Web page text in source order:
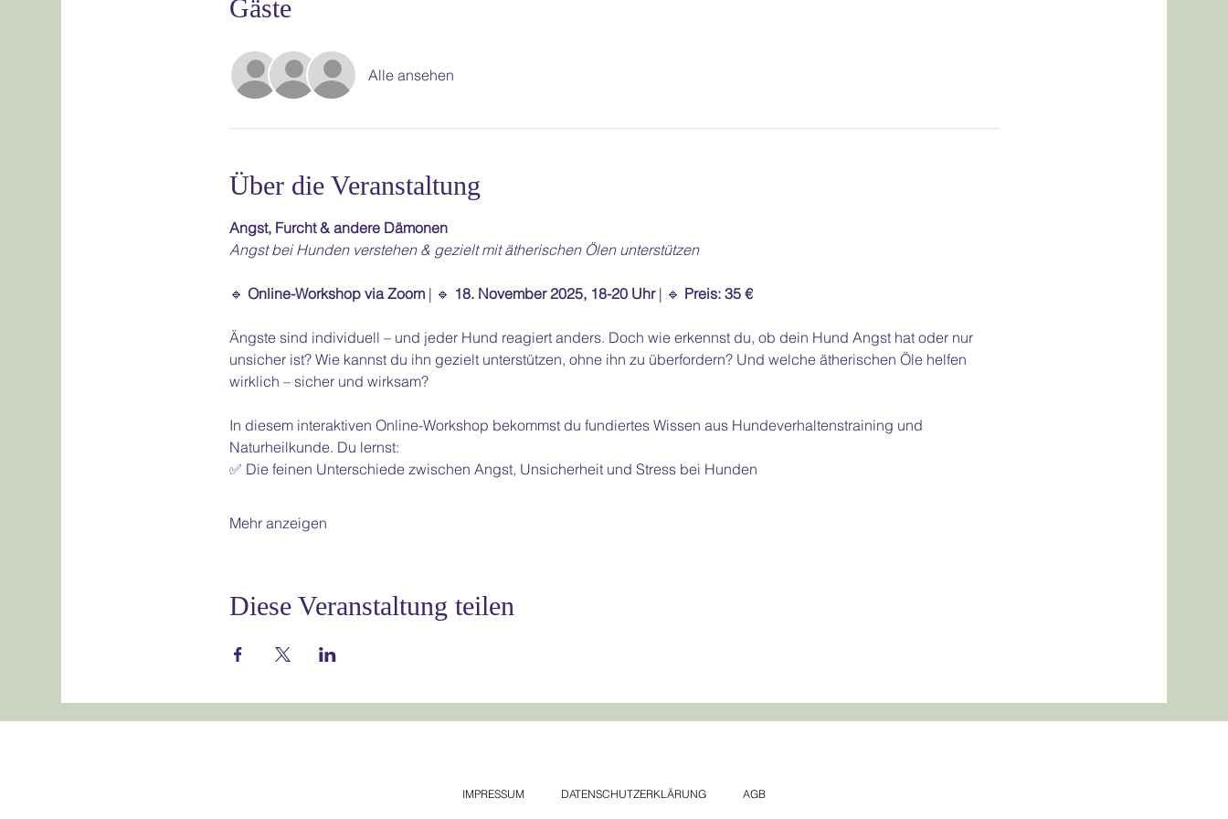
Gäste
Alle ansehen
Über die Veranstaltung
Angst, Furcht & andere Dämonen
Angst bei Hunden verstehen & gezielt mit ätherischen Ölen unterstützen
🔹 Online-Workshop via Zoom | 🔹 18. November 2025, 18-20 Uhr | 🔹 Preis: 35 €
Ängste sind individuell – und jeder Hund reagiert anders. Doch wie erkennst du, ob dein Hund Angst hat oder nur
unsicher ist? Wie kannst du ihn gezielt unterstützen, ohne ihn zu überfordern? Und welche ätherischen Öle helfen
wirklich – sicher und wirksam?
In diesem interaktiven Online-Workshop bekommst du fundiertes Wissen aus Hundeverhaltenstraining und
Naturheilkunde. Du lernst:
✅ Die feinen Unterschiede zwischen Angst, Unsicherheit und Stress bei Hunden
Mehr anzeigen
Diese Veranstaltung teilen
IMPRESSUM DATENSCHUTZERKLÄRUNG AGB